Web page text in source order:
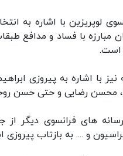
مبارزه با فساد و مدافع
است.
نیز با اشاره به پیروزی
محسن رضایی و حتی حسن
های فرانسوی دیگر از
و .... به بازتاب پیروزی ابراهیم